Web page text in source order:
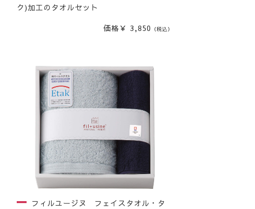
ク)加工のタオルセット
価格￥ 3,850 （税込）
フィルユージヌ フェイスタオル・タ